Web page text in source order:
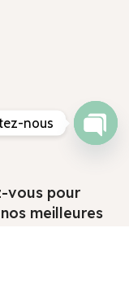
vous pour
meilleures
nous